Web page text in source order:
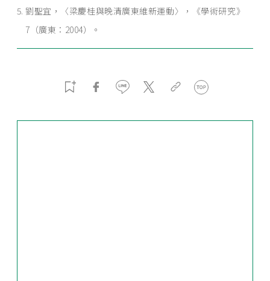
劉聖宜，〈梁慶桂與晚清廣東維新運動〉，《學術研究》
7（廣東：2004）。